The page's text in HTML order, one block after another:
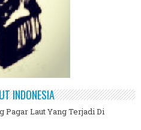
INDONESIA
Pagar Laut Yang Terjadi Di